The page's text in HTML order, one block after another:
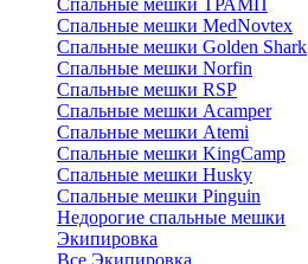
Спальные мешки ТРАМП
Cпальные мешки MedNovtex
Спальные мешки Golden Shark
Спальные мешки Norfin
Спальные мешки RSP
Спальные мешки Acamper
Спальные мешки Atemi
Спальные мешки KingCamp
Спальные мешки Husky
Спальные мешки Pinguin
Недорогие спальные мешки
Экипировка
Все Экипировка